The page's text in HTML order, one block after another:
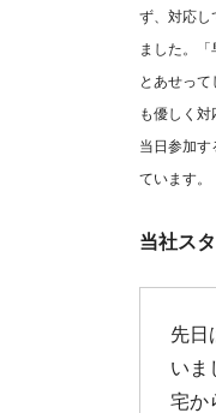
ず、対応し
ました。「
とあせっ
も優しく
当日参加す
ています。
当社ス
先日
いま
宅か